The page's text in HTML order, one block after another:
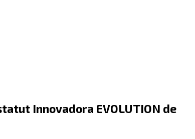
Innovadora EVOLUTION de